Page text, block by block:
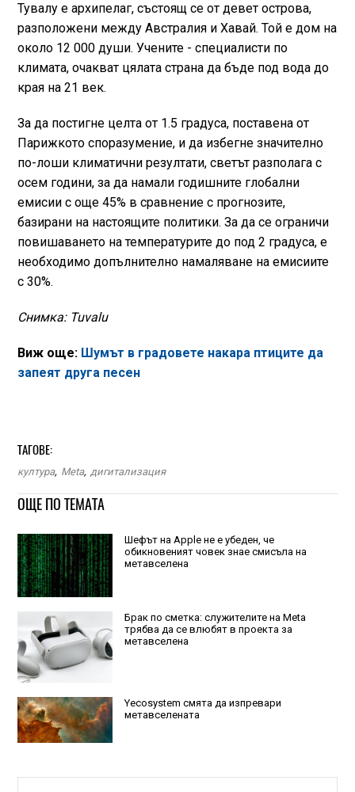
Тувалу е архипелаг, състоящ се от девет острова,
разположени между Австралия и Хавай. Той е дом на
около 12 000 души. Учените - специалисти по
климата, очакват цялата страна да бъде под вода до
края на 21 век.
За да постигне целта от 1.5 градуса, поставена от
Парижкото споразумение, и да избегне значително
по-лоши климатични резултати, светът разполага с
осем години, за да намали годишните глобални
емисии с още 45% в сравнение с прогнозите,
базирани на настоящите политики. За да се ограничи
повишаването на температурите до под 2 градуса, е
необходимо допълнително намаляване на емисиите
с 30%.
Снимка: Tuvalu
Виж още: Шумът в градовете накара птиците да
запеят друга песен
ТАГОВЕ:
култура, Meta, дигитализация
ОЩЕ ПО ТЕМАТА
Шефът на Apple не е убеден, че
обикновеният човек знае смисъла на
метавселена
Брак по сметка: служителите на Meta
трябва да се влюбят в проекта за
метавселена
Yecosystem смята да изпревари
метавселената